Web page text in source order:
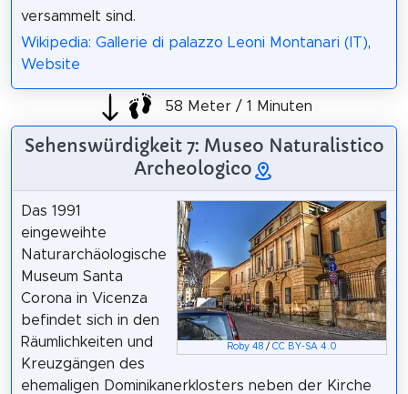
versammelt sind.
Wikipedia: Gallerie di palazzo Leoni Montanari (IT),
Website
58 Meter / 1 Minuten
Sehenswürdigkeit 7: Museo Naturalistico
Archeologico
Roby 48 /CC BY-SA 4.0
Das 1991
eingeweihte
Naturarchäologische
Museum Santa
Corona in Vicenza
befindet sich in den
Räumlichkeiten und
Kreuzgängen des
ehemaligen Dominikanerklosters neben der Kirche